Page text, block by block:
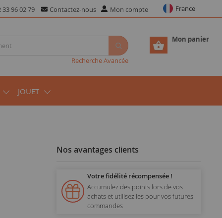
33 96 02 79 Contactez-nous Mon compte France
Mon panier
Recherche Avancée
JOUET
Nos avantages clients
Votre fidélité récompensée !
Accumulez des points lors de vos
achats et utilisez les pour vos futures
commandes